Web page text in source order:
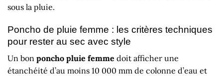
sous la pluie.
Poncho de pluie femme : les critères techniques
pour rester au sec avec style
Un bon poncho pluie femme doit afficher une
étanchéité d’au moins 10 000 mm de colonne d’eau et